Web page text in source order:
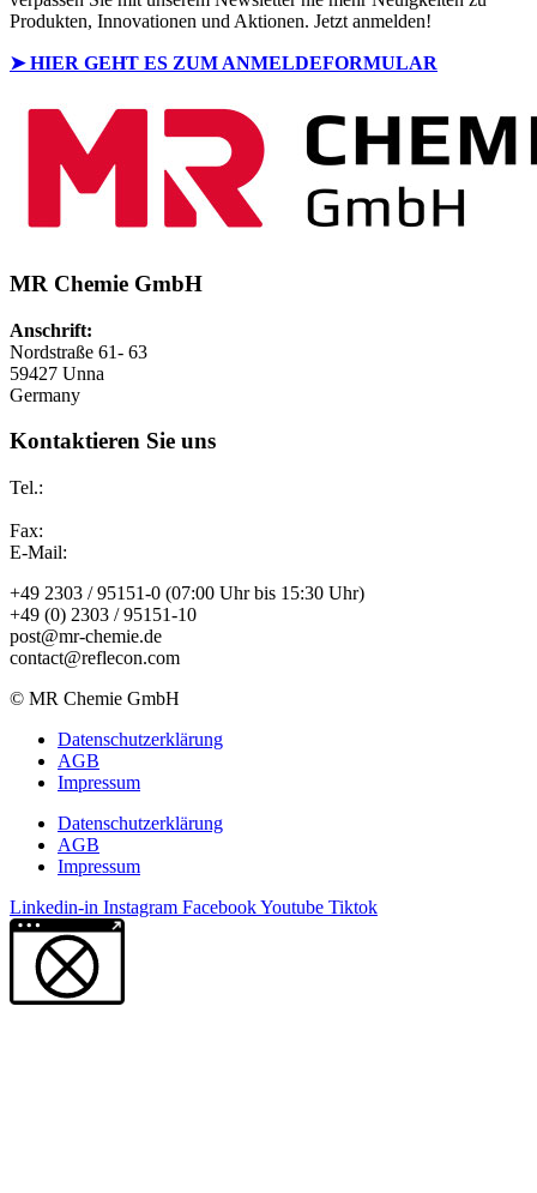
Produkten, Innovationen und Aktionen. Jetzt anmelden!
➤ HIER GEHT ES ZUM ANMELDEFORMULAR
MR Chemie GmbH
Anschrift:
Nordstraße 61- 63
59427 Unna
Germany
Kontaktieren Sie uns
Tel.:
Fax:
E-Mail:
+49 2303 / 95151-0 (07:00 Uhr bis 15:30 Uhr)
+49 (0) 2303 / 95151-10
post@mr-chemie.de
contact@reflecon.com
© MR Chemie GmbH
Datenschutzerklärung
AGB
Impressum
Datenschutzerklärung
AGB
Impressum
Linkedin-in Instagram FacebookYoutube Tiktok
Weitere Informationen über den gesperrten Inhalt.